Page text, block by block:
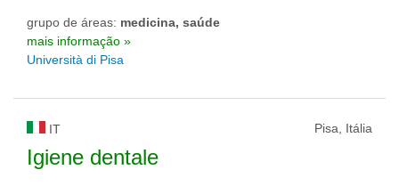
grupo de áreas: medicina, saúde
mais informação »
Università di Pisa
IT Pisa, Itália
Igiene dentale